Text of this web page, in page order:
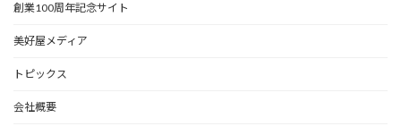
創業100周年記念サイト
美好屋メディア
トピックス
会社概要